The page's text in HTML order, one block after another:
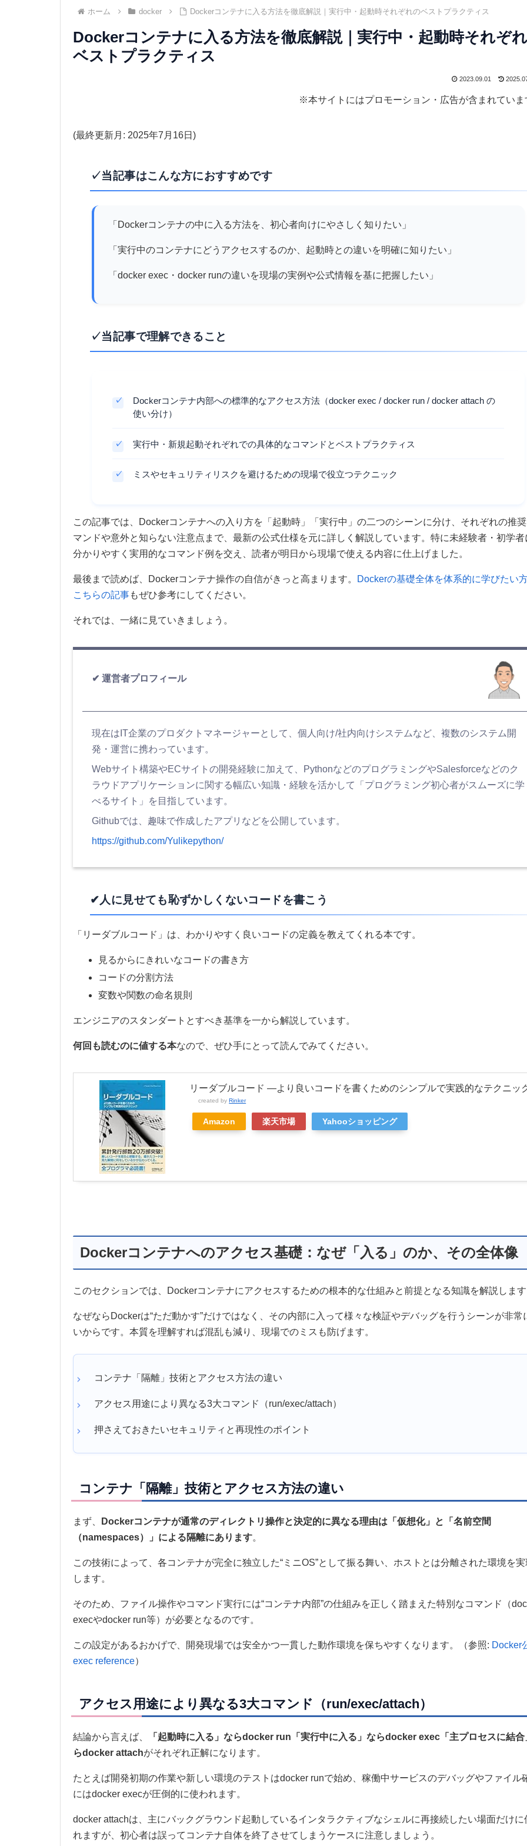
ホーム docker Dockerコンテナに入る方法を徹底解説｜実行中・起動時それぞれのベストプラクティス
Dockerコンテナに入る方法を徹底解説｜実行中・起動時それぞ
ベストプラクティス
2023.09.01
※本サイトにはプロモーション・広告が含まれていま
(最終更新月: 2025年7月16日)
✓当記事はこんな方におすすめです
「Dockerコンテナの中に入る方法を、初心者向けにやさしく知りたい」
「実行中のコンテナにどうアクセスするのか、起動時との違いを明確に知りたい」
「docker exec・docker runの違いを現場の実例や公式情報を基に把握したい」
✓当記事で理解できること
Dockerコンテナ内部への標準的なアクセス方法（docker exec / docker run / docker attach の
使い分け）
実行中・新規起動それぞれでの具体的なコマンドとベストプラクティス
ミスやセキュリティリスクを避けるための現場で役立つテクニック
この記事では、Dockerコンテナへの入り方を「起動時」「実行中」の二つのシーンに分け、それぞれの推
マンドや意外と知らない注意点まで、最新の公式仕様を元に詳しく解説しています。特に未経験者・初学者
分かりやすく実用的なコマンド例を交え、読者が明日から現場で使える内容に仕上げました。
最後まで読めば、Dockerコンテナ操作の自信がきっと高まります。
Dockerの基礎全体を体系的に学びたい
こちらの記事もぜひ参考にしてください。
それでは、一緒に見ていきましょう。
運営者プロフィール
現在はIT企業のプロダクトマネージャーとして、個人向け/社内向けシステムなど、複数のシステム開
発・運営に携わっています。
Webサイト構築やECサイトの開発経験に加えて、PythonなどのプログラミングやSalesforceなどのク
ラウドアプリケーションに関する幅広い知識・経験を活かして「プログラミング初心者がスムーズに学
べるサイト」を目指しています。
Githubでは、趣味で作成したアプリなどを公開しています。
https://github.com/Yulikepython/
✔人に見せても恥ずかしくないコードを書こう
「リーダブルコード」は、わかりやすく良いコードの定義を教えてくれる本です。
見るからにきれいなコードの書き方
コードの分割方法
変数や関数の命名規則
エンジニアのスタンダートとすべき基準を一から解説しています。
何回も読むのに値する本なので、ぜひ手にとって読んでみてください。
リーダブルコード ―より良いコードを書くためのシンプルで実践的なテクニッ
created by Rinker
Amazon 楽天市場 Yahooショッピング
Dockerコンテナへのアクセス基礎：なぜ「入る」のか、その全体像
このセクションでは、Dockerコンテナにアクセスするための根本的な仕組みと前提となる知識を解説しま
なぜならDockerは“ただ動かす”だけではなく、その内部に入って様々な検証やデバッグを行うシーンが非常
いからです。本質を理解すれば混乱も減り、現場でのミスも防げます。
コンテナ「隔離」技術とアクセス方法の違い
アクセス用途により異なる3大コマンド（run/exec/attach）
押さえておきたいセキュリティと再現性のポイント
コンテナ「隔離」技術とアクセス方法の違い
まず、
Dockerコンテナが通常のディレクトリ操作と決定的に異なる理由は「仮想化」と「名前空間
（namespaces）」による隔離にあります。
この技術によって、各コンテナが完全に独立した“ミニOS”として振る舞い、ホストとは分離された環境を
します。
そのため、ファイル操作やコマンド実行には“コンテナ内部”の仕組みを正しく踏まえた特別なコマンド（
execやdocker run等）が必要となるのです。
この設定があるおかげで、開発現場では安全かつ一貫した動作環境を保ちやすくなります。（参照: Docker
exec reference）
アクセス用途により異なる3大コマンド（run/exec/attach）
結論から言えば、
「起動時に入る」ならdocker run「実行中に入る」ならdocker exec「主プロセスに結合
らdocker attachがそれぞれ正解になります。
たとえば開発初期の作業や新しい環境のテストはdocker runで始め、稼働中サービスのデバッグやファイル
にはdocker execが圧倒的に使われます。
docker attachは、主にバックグラウンド起動しているインタラクティブなシェルに再接続したい場面だけに
れますが、初心者は誤ってコンテナ自体を終了させてしまうケースに注意しましょう。